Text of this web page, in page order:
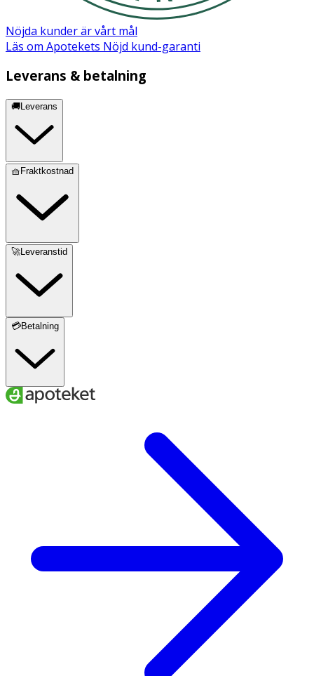
Nöjda kunder är vårt mål
Läs om Apotekets Nöjd kund-garanti
Leverans & betalning
🚚Leverans
🧺Fraktkostnad
🚀Leveranstid
💳Betalning